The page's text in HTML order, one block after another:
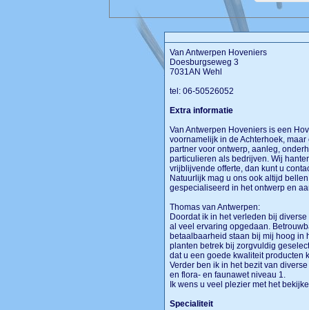
Van Antwerpen Hoveniers
Doesburgseweg 3
7031AN Wehl
tel: 06-50526052
Extra informatie
Van Antwerpen Hoveniers is een
voornamelijk in de Achterhoek,
partner voor ontwerp, aanleg,
particulieren als bedrijven. Wij
vrijblijvende offerte, dan kunt u
Natuurlijk mag u ons ook altijd
gespecialiseerd in het ontwerp en
Thomas van Antwerpen:
Doordat ik in het verleden bij
al veel ervaring opgedaan.
betaalbaarheid staan bij mij hoog in
planten betrek bij zorgvuldig
dat u een goede kwaliteit producten
Verder ben ik in het bezit van
en flora- en faunawet niveau 1.
Ik wens u veel plezier met het
Specialiteit